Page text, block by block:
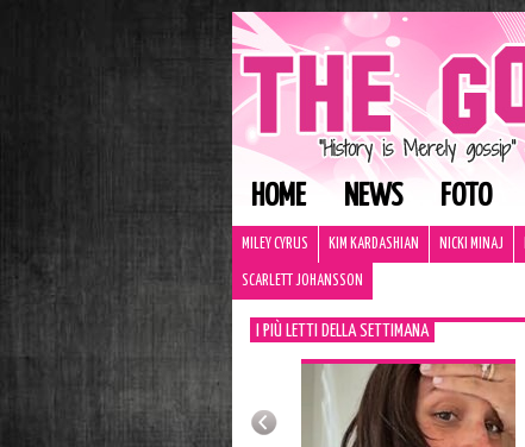
HOME NEWS FOTO
MILEY CYRUS KIM KARDASHIAN NICKI MINAJ
SCARLETT JOHANSSON
I PIÙ LETTI DELLA SETTIMANA